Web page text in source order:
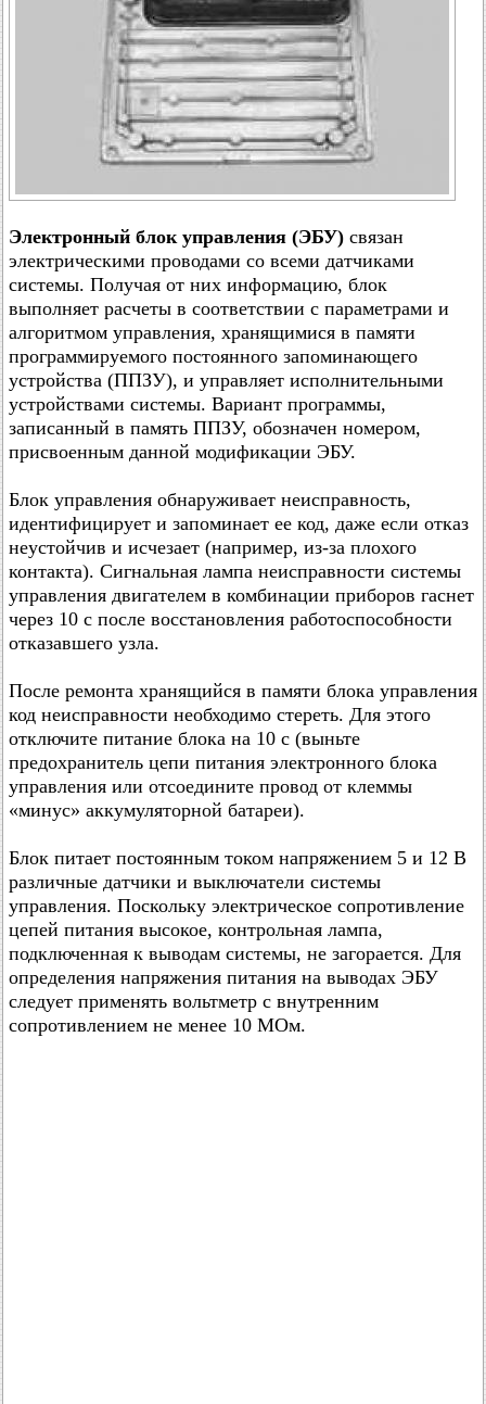
Электронный блок управления (ЭБУ) связан
электрическими проводами со всеми датчиками
системы. Получая от них информацию, блок
выполняет расчеты в соответствии с параметрами и
алгоритмом управления, хранящимися в памяти
программируемого постоянного запоминающего
устройства (ППЗУ), и управляет исполнительными
устройствами системы. Вариант программы,
записанный в память ППЗУ, обозначен номером,
присвоенным данной модификации ЭБУ.
Блок управления обнаруживает неисправность,
идентифицирует и запоминает ее код, даже если отказ
неустойчив и исчезает (например, из-за плохого
контакта). Сигнальная лампа неисправности системы
управления двигателем в комбинации приборов гаснет
через 10 с после восстановления работоспособности
отказавшего узла.
После ремонта хранящийся в памяти блока управления
код неисправности необходимо стереть. Для этого
отключите питание блока на 10 с (выньте
предохранитель цепи питания электронного блока
управления или отсоедините провод от клеммы
«минус» аккумуляторной батареи).
Блок питает постоянным током напряжением 5 и 12 В
различные датчики и выключатели системы
управления. Поскольку электрическое сопротивление
цепей питания высокое, контрольная лампа,
подключенная к выводам системы, не загорается. Для
определения напряжения питания на выводах ЭБУ
следует применять вольтметр с внутренним
сопротивлением не менее 10 МОм.